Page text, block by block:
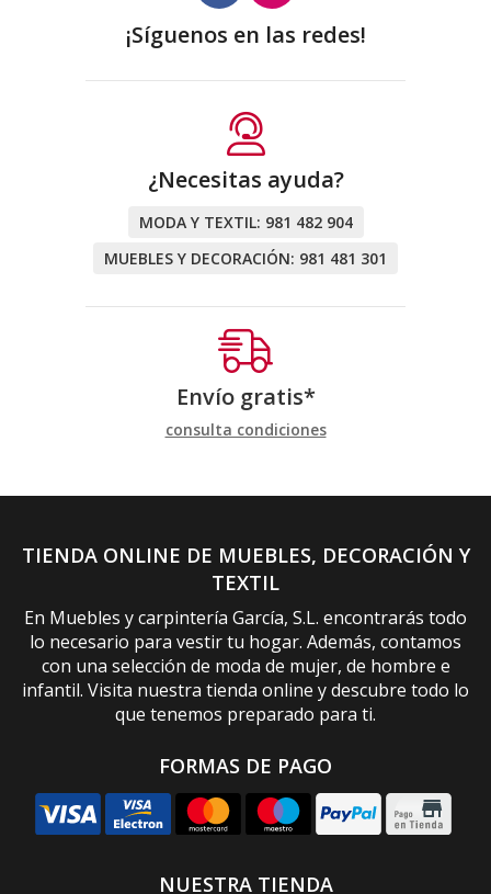
¡Síguenos en las redes!
¿Necesitas ayuda?
MODA Y TEXTIL: 981 482 904
MUEBLES Y DECORACIÓN: 981 481 301
Envío gratis*
consulta condiciones
TIENDA ONLINE DE MUEBLES, DECORACIÓN Y
TEXTIL
En Muebles y carpintería García, S.L. encontrarás todo
lo necesario para vestir tu hogar. Además, contamos
con una selección de moda de mujer, de hombre e
infantil. Visita nuestra tienda online y descubre todo lo
que tenemos preparado para ti.
FORMAS DE PAGO
NUESTRA TIENDA